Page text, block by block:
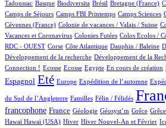
Tadoussac
1/554 Basque
55/554 Biodiversita
1/554 Brésil
10/554 Bretagne (France)
40/554
Camps de Séjours
1/554 Camps FBI Printemps
5/554 Camps Sciences
6/554
2/554
1/554
Cévennes (France)
1/554 Colonie de vacances / Valais / Suisse
2/554
3/554
Vacances et Coronavirus
1/554 Colonies Futées
1/554 Colos Ecolos /
1/554
3/554
RDC - OUEST
1/554 Corse
10/554 Côte Atlantique
1/554 Dauphin / Baleine
1/554
1/554
Développement de la recherche
1/554 Développement de la
1/554
14/554
Connection !
1/554 Ecosse
1/554 Ecosse
1/554 Egypte
11/554 En cours de création
1/554
20/554
12/554
128/554
Espagnol
410/554 Eté
10/554 Europe
59/554 Expédition de l’automne
97/554
2/554
du Sud de l’Angleterre Familles Félin / Félidés
francophone
176/554 France
25/554 Géologie
1/554 Géosyst’m
1/554 Grêce
1/554 Grêce
1/554
3/554
1/554
Hawaï
1/554Hawaï (USA)
94/554 Hiver
15/554 Hiver Nouvel-An et Février
7/554
1/554
1/554